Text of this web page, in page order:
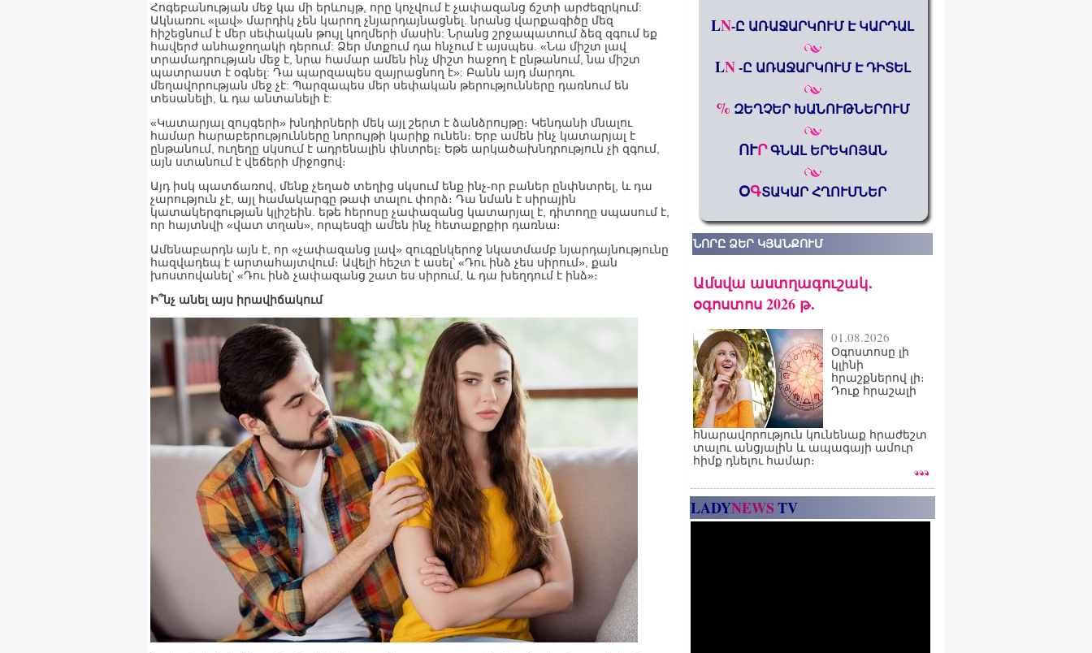
Հոգեբանության մեջ կա մի երևույթ, որը կոչվում է չափազանց ճշտի արժեզրկում:
Ակնառու «լավ» մարդիկ չեն կարող չնյարդայնացնել. նրանց վարքագիծը մեզ
հիշեցնում է մեր սեփական թույլ կողմերի մասին: Նրանց շրջապատում ձեզ զգում եք
հավերժ անհաջողակի դերում: Ձեր մտքում դա հնչում է այսպես. «Նա միշտ լավ
տրամադրության մեջ է, նրա համար ամեն ինչ միշտ հաջող է ընթանում, նա միշտ
պատրաստ է օգնել: Դա պարզապես զայրացնող է»: Բանն այդ մարդու
մեղավորության մեջ չէ: Պարզապես մեր սեփական թերությունները դառնում են
տեսանելի, և դա անտանելի է:
«Կատարյալ զույգերի» խնդիրների մեկ այլ շերտ է ձանձրույթը։ Կենդանի մնալու
համար հարաբերությունները նորույթի կարիք ունեն։ Երբ ամեն ինչ կատարյալ է
ընթանում, ուղեղը սկսում է ադրենալին փնտրել։ Եթե արկածախնդրություն չի զգում,
այն ստանում է վեճերի միջոցով։
Այդ իսկ պատճառով, մենք չեղած տեղից սկսում ենք ինչ-որ բաներ ընփնտրել, և դա
չարություն չէ, այլ համակարգը թափ տալու փորձ։ Դա նման է սիրային
կատակերգության կլիշեին. եթե հերոսը չափազանց կատարյալ է, դիտողը սպասում է,
որ հայտնվի «վատ տղան», որպեսզի ամեն ինչ հետաքրքիր դառնա։
Ամենաբարդն այն է, որ «չափազանց լավ» զուգընկերոջ նկատմամբ նյարդայնությունը
հազվադեպ է արտահայտվում։ Ավելի հեշտ է ասել՝ «Դու ինձ չես սիրում», քան
խոստովանել՝ «Դու ինձ չափազանց շատ ես սիրում, և դա խեղդում է ինձ»։
Ի՞նչ անել այս իրավիճակում
LN-Ը ԱՌԱՋԱՐԿՈՒՄ Է ԿԱՐԴԱԼ
LN-Ը ԱՌԱՋԱՐԿՈՒՄ Է ԴԻՏԵԼ
% ԶԵՂՉԵՐ ԽԱՆՈՒԹՆԵՐՈՒՄ
ՈՒՐԳՆԱԼ ԵՐԵԿՈՅԱՆ
ՕԳՏԱԿԱՐ ՀՂՈՒՄՆԵՐ
ՆՈՐԸ ՁԵՐ ԿՅԱՆՔՈՒՄ
Ամսվա աստղագուշակ․
օգոստոս 2026 թ․
01.08.2026
Օգոստոսը լի
կլինի
հրաշքներով լի։
Դուք հրաշալի
հնարավորություն կունենաք հրաժեշտ
տալու անցյալին և ապագայի ամուր
հիմք դնելու համար։
LADYNEWSTV